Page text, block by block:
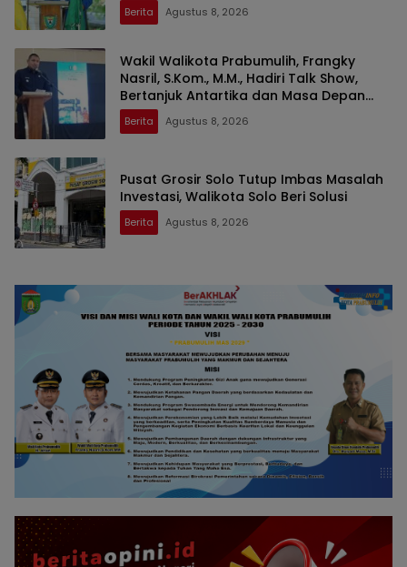
Berita Agustus 8, 2026
Wakil Walikota Prabumulih, Frangky
Nasril, S.Kom., M.M., Hadiri Talk Show,
Bertanjuk Antartika dan Masa Depan
Bumi di SMAN 2 Prabumulih
Berita Agustus 8, 2026
Pusat Grosir Solo Tutup Imbas Masalah
Investasi, Walikota Solo Beri Solusi
Berita Agustus 8, 2026